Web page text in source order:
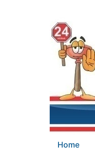
Home